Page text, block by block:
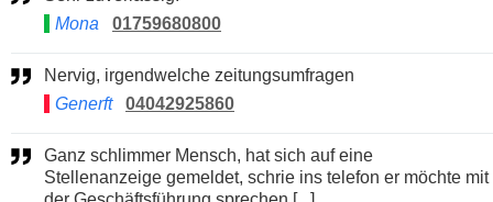
Mona
01759680800
Nervig, irgendwelche zeitungsumfragen
Generft
04042925860
Ganz schlimmer Mensch, hat sich auf eine
Stellenanzeige gemeldet, schrie ins telefon er möchte mit